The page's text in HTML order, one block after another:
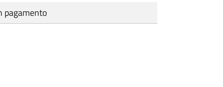
pagamento